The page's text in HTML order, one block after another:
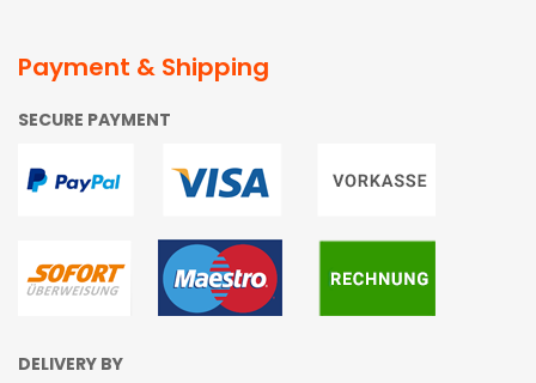
Payment & Shipping
SECURE PAYMENT
DELIVERY BY